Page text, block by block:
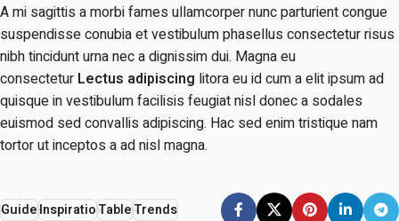
A mi sagittis a morbi fames ullamcorper nunc parturient congue
suspendisse conubia et vestibulum phasellus consectetur risus
nibh tincidunt urna nec a dignissim dui. Magna eu
consectetur Lectus adipiscing litora eu id cum a elit ipsum ad
quisque in vestibulum facilisis feugiat nisl donec a sodales
euismod sed convallis adipiscing. Hac sed enim tristique nam
tortor ut inceptos a ad nisl magna.
GuideInspiratioTableTrends